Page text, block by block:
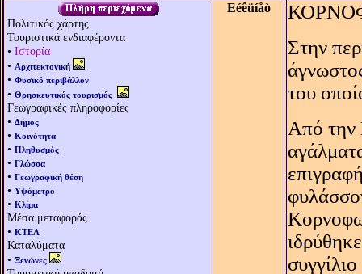
Πολιτικός χάρτης
Τουριστικά ενδιαφέροντα
• Ιστορία
• Αρχιτεκτονική
• Φυσικό περιβάλλον
• Θρησκευτικός τουρισμός
Γεωγραφικές πληροφορίες
• Δήμος
• Κοινότητα
• Πληθυσμός
• Γλώσσα
• Γεωγραφική θέση
• Υψόμετρο
• Κλίμα
Μέσα μεταφοράς
• ΚΤΕΛ
Καταλύματα
• Ξενώνες
Eéêüíåò
Στην
του
Aπό την